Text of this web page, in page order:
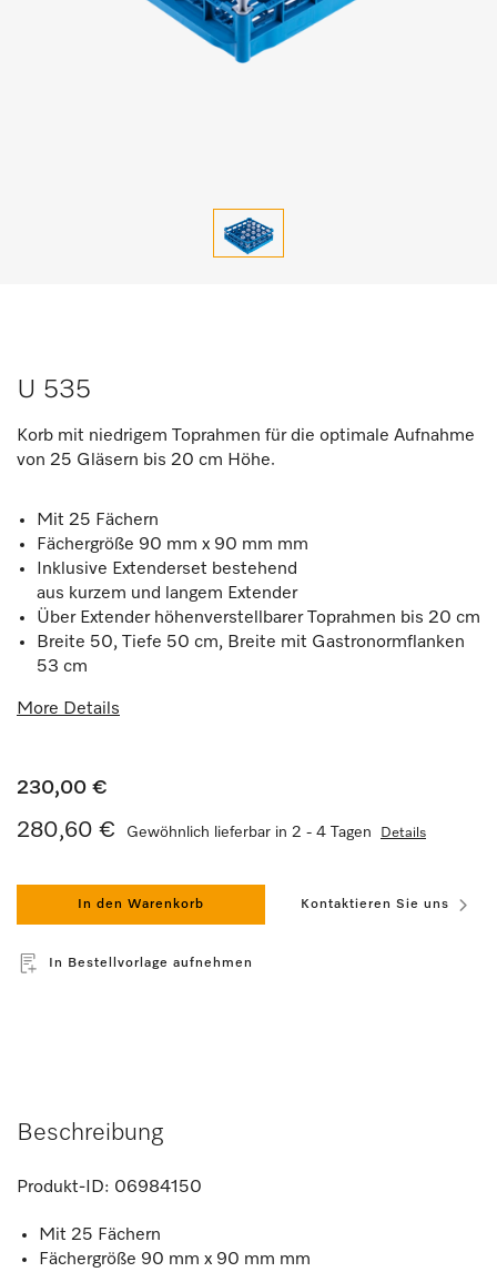
U 535
Korb mit niedrigem Toprahmen für die optimale Aufnahme
von 25 Gläsern bis 20 cm Höhe.
Mit 25 Fächern
Fächergröße 90 mm x 90 mm mm
Inklusive Extenderset bestehend
aus kurzem und langem Extender
Über Extender höhenverstellbarer Toprahmen bis 20 cm
Breite 50, Tiefe 50 cm, Breite mit Gastronormflanken
53 cm
More Details
230,00 €
280,60 € Gewöhnlich lieferbar in 2 - 4 Tagen Details
In den Warenkorb Kontaktieren Sie uns
In Bestellvorlage aufnehmen
Beschreibung
Produkt-ID: 06984150
Mit 25 Fächern
Fächergröße 90 mm x 90 mm mm